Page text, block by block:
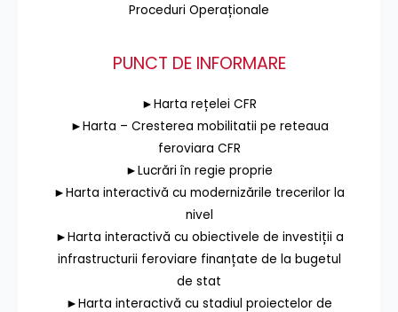
Proceduri Operaționale
PUNCT DE INFORMARE
►Harta rețelei CFR
►Harta – Cresterea mobilitatii pe reteaua
feroviara CFR
►Lucrări în regie proprie
►Harta interactivă cu modernizările trecerilor la
nivel
►Harta interactivă cu obiectivele de investiții a
infrastructurii feroviare finanțate de la bugetul
de stat
►Harta interactivă cu stadiul proiectelor de